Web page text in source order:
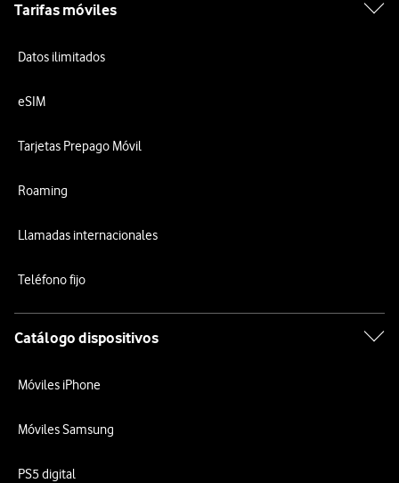
Tarifas móviles
Datos ilimitados
eSIM
Tarjetas Prepago Móvil
Roaming
Llamadas internacionales
Teléfono fijo
Catálogo dispositivos
Móviles iPhone
Móviles Samsung
PS5 digital